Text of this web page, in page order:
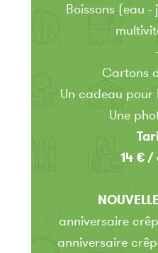
Boissons (eau -
Cartons
Un cadeau pour
Une
14 €
anniversaire
anniversaire